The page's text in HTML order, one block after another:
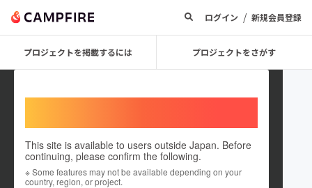
ログイン / 新規会員登録
プロジェクトを掲載するには プロジェクトをさがす
This site is available to users outside Japan. Before
continuing, please confirm the following.
※ Some features may not be available depending on your
country, region, or project.
Aichi_Fencing_Federation